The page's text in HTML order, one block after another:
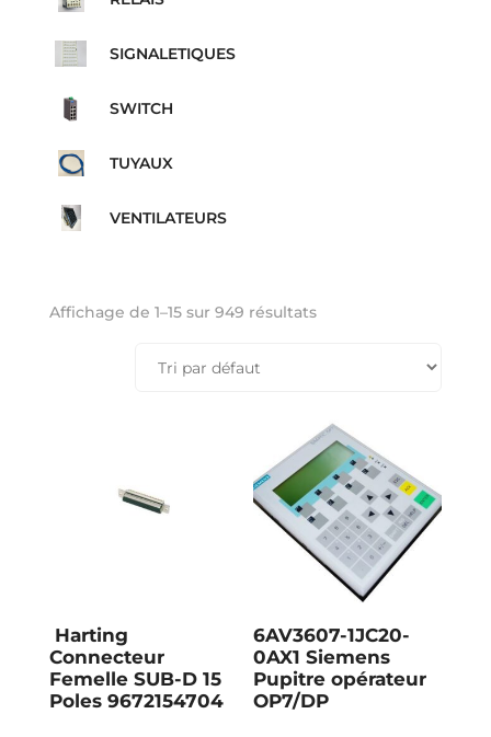
SIGNALETIQUES
SWITCH
TUYAUX
VENTILATEURS
Affichage de 1–15 sur 949 résultats
Harting
Connecteur
Femelle SUB-D 15
Poles 9672154704
6AV3607-1JC20-
0AX1 Siemens
Pupitre opérateur
OP7/DP